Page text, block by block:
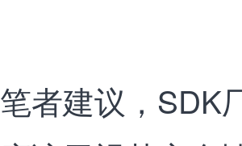
笔者建议，SDK